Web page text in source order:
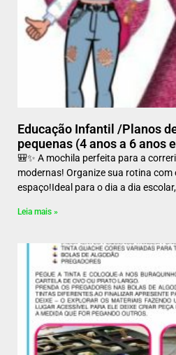
Educação Infantil /Planos
pequenas (4 anos a 6 anos
🎒✨ A mochila perfeita para a
modernas! Organize sua rotina com
espaço!Ideal para o dia a dia escolar,
Leia mais »